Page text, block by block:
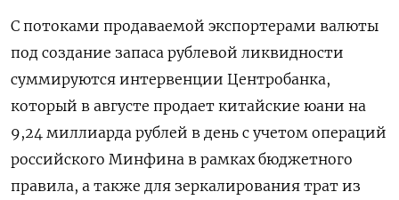
С потоками продаваемой экспортерами валюты
под создание запаса рублевой ликвидности
суммируются интервенции Центробанка,
который в августе продает китайские юани на
9,24 миллиарда рублей в день с учетом операций
российского Минфина в рамках бюджетного
правила, а также для зеркалирования трат из